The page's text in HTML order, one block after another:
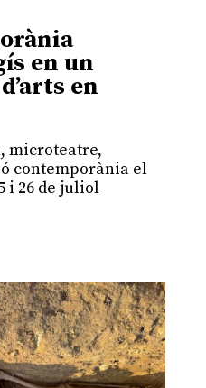
en un
en
microteatre,
contemporània el
i 26 de juliol